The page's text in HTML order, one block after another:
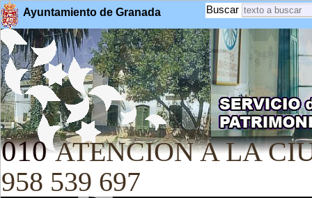
Ayuntamiento de Granada Buscar
010 ATENCION A LA
958 539 697